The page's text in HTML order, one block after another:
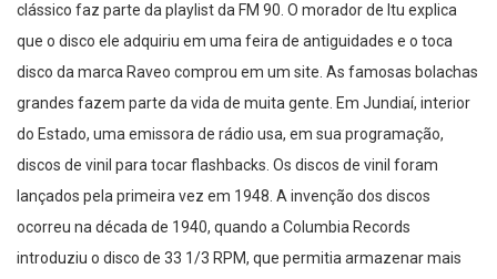
clássico faz parte da playlist da FM 90. O morador de Itu explica
que o disco ele adquiriu em uma feira de antiguidades e o toca
disco da marca Raveo comprou em um site. As famosas bolachas
grandes fazem parte da vida de muita gente. Em Jundiaí, interior
do Estado, uma emissora de rádio usa, em sua programação,
discos de vinil para tocar flashbacks. Os discos de vinil foram
lançados pela primeira vez em 1948. A invenção dos discos
ocorreu na década de 1940, quando a Columbia Records
introduziu o disco de 33 1/3 RPM, que permitia armazenar mais